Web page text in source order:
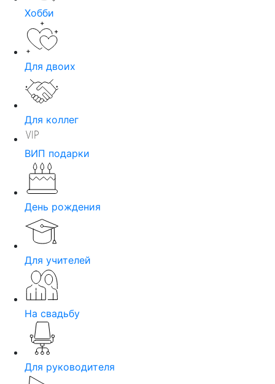
Хобби
Для двоих
Для коллег
ВИП подарки
День рождения
Для учителей
На свадьбу
Для руководителя